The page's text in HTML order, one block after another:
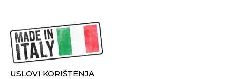
USLOVI KORIŠTENJA